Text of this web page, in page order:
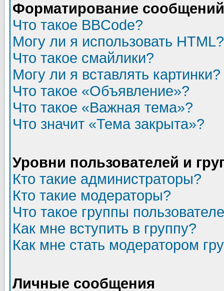
Форматирование
Что такое BBCode?
Могу ли я использовать HTML?
Что такое смайлики?
Могу ли я вставлять картинки?
Что такое «Объявление»?
Что такое «Важная тема»?
Что значит «Тема закрыта»?
Уровни пользователей и
Кто такие администраторы?
Кто такие модераторы?
Что такое группы
Как мне вступить в группу?
Как мне стать модератором
Личные сообщения